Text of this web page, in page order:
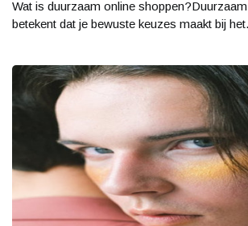
Wat is duurzaam online
betekent dat je bewuste keuzes maakt bij